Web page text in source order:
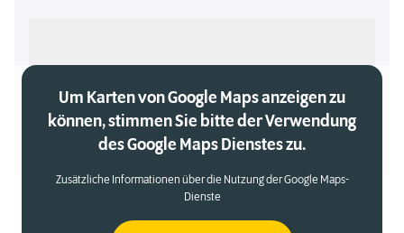
Um Karten von Google Maps anzeigen zu
können, stimmen Sie bitte der Verwendung
des Google Maps Dienstes zu.
Zusätzliche Informationen über die Nutzung der Google Maps-
Dienste